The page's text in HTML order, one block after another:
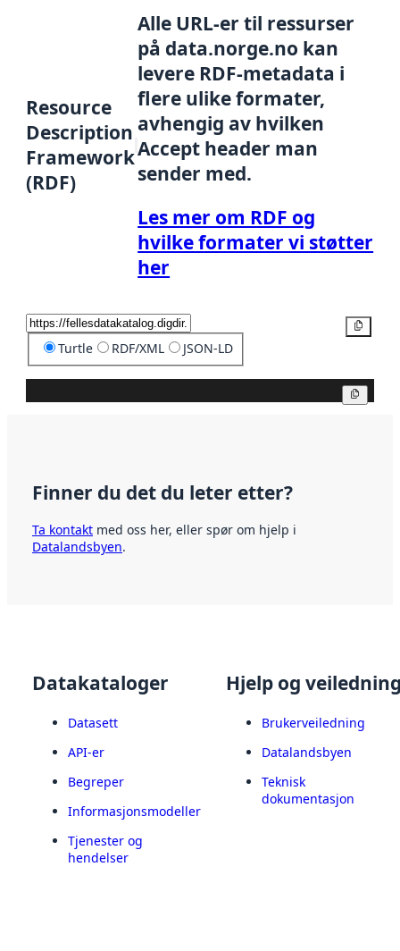
Resource
Description
Framework
(RDF)
Alle URL-er til ressurser
på data.norge.no kan
levere RDF-metadata i
flere ulike formater,
avhengig av hvilken
Accept header man
sender med.
Les mer om RDF og
hvilke formater vi støtter
her
Turtle RDF/XML JSON-LD
Finner du det du leter etter?
Ta kontakt med oss her, eller spør om hjelp i
Datalandsbyen.
Datakataloger
Datasett
API-er
Begreper
Informasjonsmodeller
Tjenester og
hendelser
Hjelp og
Brukerveiledning
Datalandsbyen
Teknisk
dokumentasjon